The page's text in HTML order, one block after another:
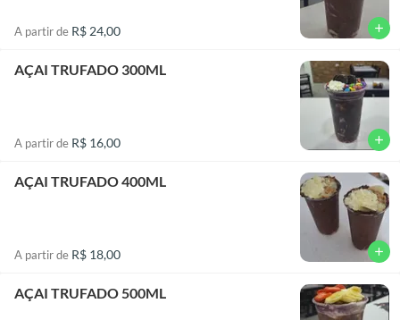
A partir de R$ 24,00 add
AÇAI TRUFADO 300ML
A partir de R$ 16,00 add
AÇAI TRUFADO 400ML
A partir de R$ 18,00 add
AÇAI TRUFADO 500ML